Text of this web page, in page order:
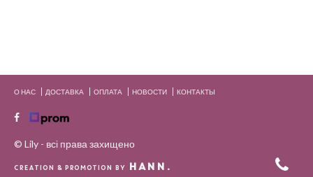
О НАС ДОСТАВКА ОПЛАТА НОВОСТИ КОНТАКТЫ
© Lily - всі права захищено
CREATION & PROMOTION BY HANN.